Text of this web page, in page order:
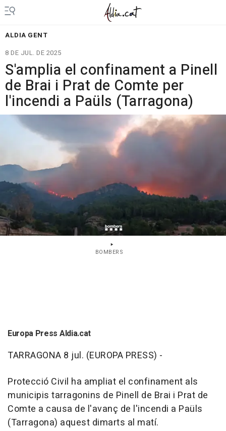
ALDIA GENT
8 DE JUL. DE 2025
S'amplia el confinament a Pinell
de Brai i Prat de Comte per
l'incendi a Paüls (Tarragona)
BOMBERS
Europa Press Aldia.cat
TARRAGONA 8 jul. (EUROPA PRESS) -
Protecció Civil ha ampliat el confinament als
municipis tarragonins de Pinell de Brai i Prat de
Comte a causa de l'avanç de l'incendi a Paüls
(Tarragona) aquest dimarts al matí.